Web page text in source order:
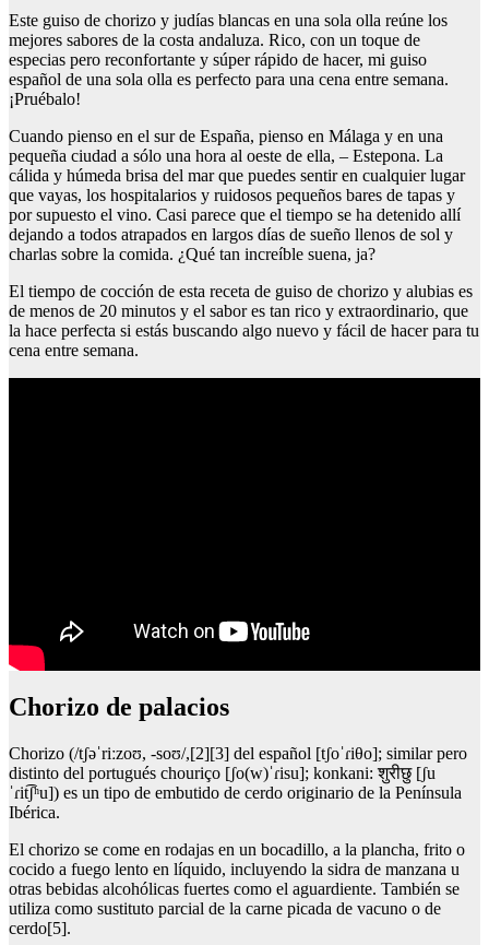
Este guiso de chorizo y judías blancas en una sola olla reúne los
mejores sabores de la costa andaluza. Rico, con un toque de
especias pero reconfortante y súper rápido de hacer, mi guiso
español de una sola olla es perfecto para una cena entre semana.
¡Pruébalo!
Cuando pienso en el sur de España, pienso en Málaga y en una
pequeña ciudad a sólo una hora al oeste de ella, – Estepona. La
cálida y húmeda brisa del mar que puedes sentir en cualquier lugar
que vayas, los hospitalarios y ruidosos pequeños bares de tapas y
por supuesto el vino. Casi parece que el tiempo se ha detenido allí
dejando a todos atrapados en largos días de sueño llenos de sol y
charlas sobre la comida. ¿Qué tan increíble suena, ja?
El tiempo de cocción de esta receta de guiso de chorizo y alubias es
de menos de 20 minutos y el sabor es tan rico y extraordinario, que
la hace perfecta si estás buscando algo nuevo y fácil de hacer para tu
cena entre semana.
Chorizo de palacios
Chorizo (/tʃəˈriːzoʊ, -soʊ/,[2][3] del español [tʃoˈɾiθo]; similar pero
distinto del portugués chouriço [ʃo(w)ˈɾisu]; konkani: शुरीछु [ʃu
ˈɾit͡ʃʰu]) es un tipo de embutido de cerdo originario de la Península
Ibérica.
El chorizo se come en rodajas en un bocadillo, a la plancha, frito o
cocido a fuego lento en líquido, incluyendo la sidra de manzana u
otras bebidas alcohólicas fuertes como el aguardiente. También se
utiliza como sustituto parcial de la carne picada de vacuno o de
cerdo[5].